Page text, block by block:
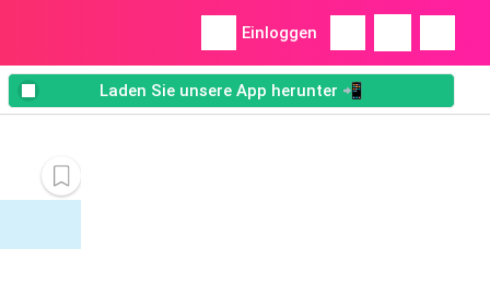
Einloggen
Laden Sie unsere App herunter 📲